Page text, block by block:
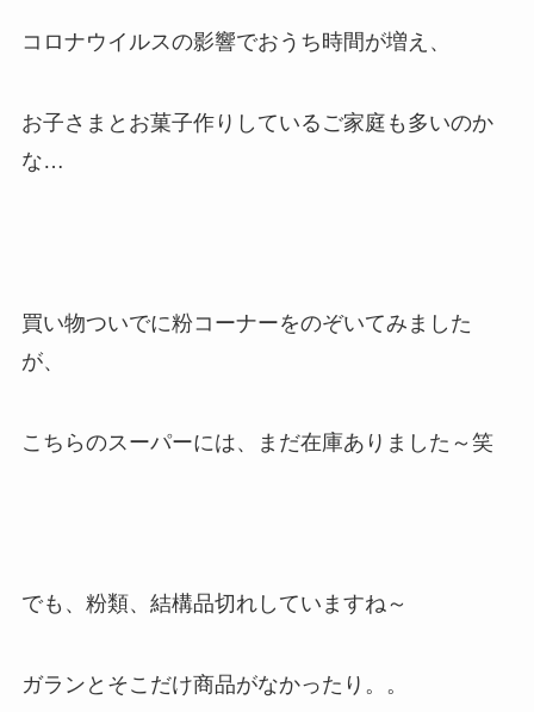
コロナウイルスの影響でおうち時間が増え、
お子さまとお菓子作りしているご家庭も多いのか
な…
買い物ついでに粉コーナーをのぞいてみました
が、
こちらのスーパーには、まだ在庫ありました～笑
でも、粉類、結構品切れしていますね～
ガランとそこだけ商品がなかったり。。